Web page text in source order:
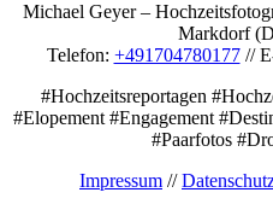
Michael Geyer –
Markdorf
Telefon: +491704780177//
#Hochzeitsreportagen
#Elopement #Engagement
#Paarfotos
Impressum //